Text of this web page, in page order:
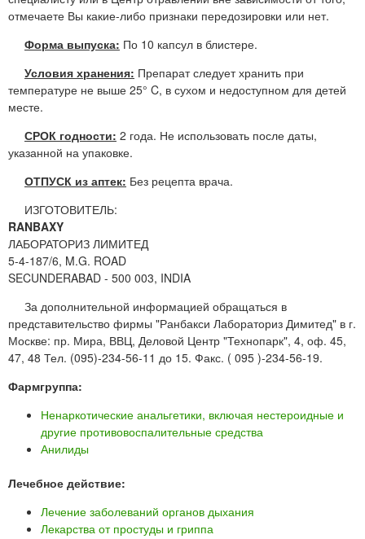
отмечаете Вы какие-либо признаки передозировки или нет.
Форма выпуска: По 10 капсул в блистере.
Условия хранения: Препарат следует хранить при
температуре не выше 25° C, в сухом и недоступном для детей
месте.
СРОК годности: 2 года. Не использовать после даты,
указанной на упаковке.
ОТПУСК из аптек: Без рецепта врача.
ИЗГОТОВИТЕЛЬ:
RANBAXY
ЛАБОРАТОРИЗ ЛИМИТЕД
5-4-187/6, M.G. ROAD
SECUNDERABAD - 500 003, INDIA
За дополнительной информацией обращаться в
представительство фирмы "Ранбакси Лабораториз Димитед" в г.
Москве: пр. Мира, ВВЦ, Деловой Центр "Технопарк", 4, оф. 45,
47, 48 Тел. (095)-234-56-11 до 15. Факс. ( 095 )-234-56-19.
Фармгруппа:
Ненаркотические анальгетики, включая нестероидные и
другие противовоспалительные средства
Анилиды
Лечебное действие:
Лечение заболеваний органов дыхания
Лекарства от простуды и гриппа